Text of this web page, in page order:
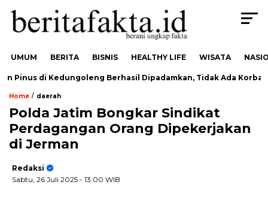
UMUM BERITA BISNIS HEALTHY LIFE WISATA
di Kedungoleng Berhasil Dipadamkan, Tidak Ada Korban
Home / daerah
Polda Jatim Bongkar Sindikat
Perdagangan Orang Dipekerjakan
di Jerman
Redaksi
Sabtu, 26 Juli 2025 - 13:00 WIB